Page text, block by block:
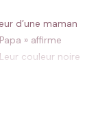
d’une maman
» affirme
couleur noire